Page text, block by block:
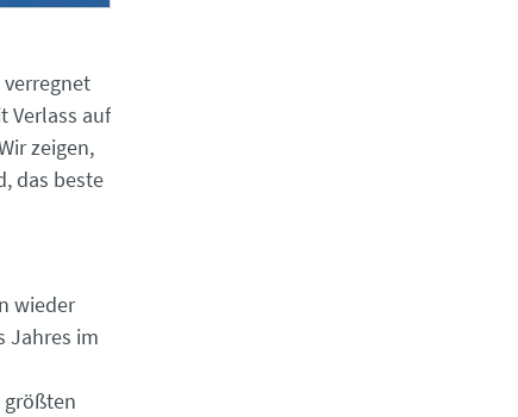
Verlass auf
zeigen,
das beste
wieder
Jahres im
größten